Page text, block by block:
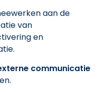
aan de
van
en
communicatie